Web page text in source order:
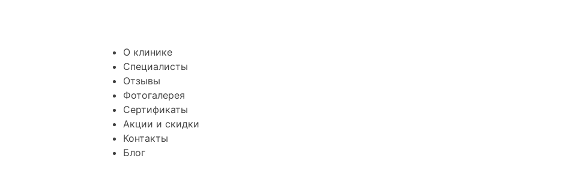
О клинике
Специалисты
Отзывы
Фотогалерея
Сертификаты
Акции и скидки
Контакты
Блог